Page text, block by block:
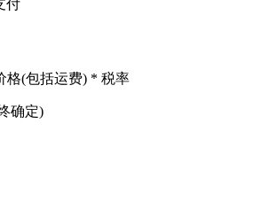
付
格(包括运费) * 税率
确定)